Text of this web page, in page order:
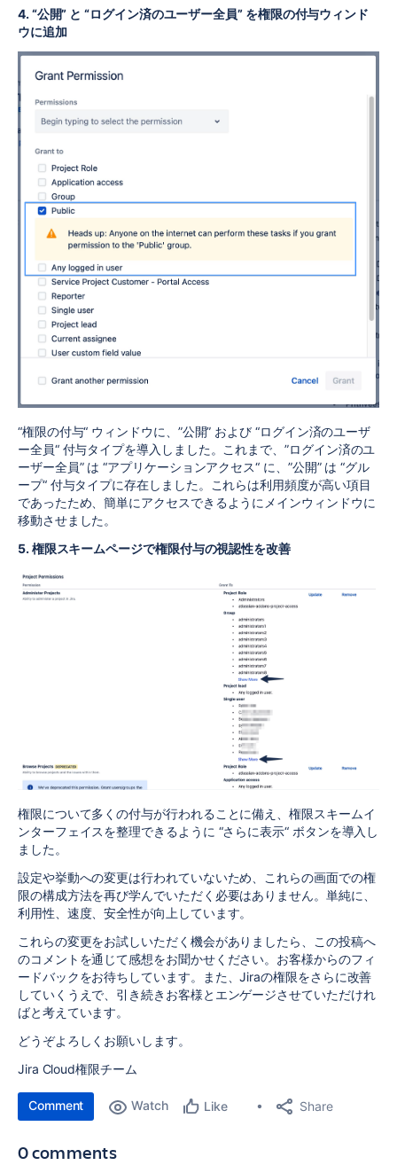
4. “公開” と “ログイン済のユーザー全員” を権限の付与ウィンド
ウに追加
“権限の付与“ ウィンドウに、”公開” および “ログイン済のユーザ
ー全員“ 付与タイプを導入しました。これまで、”ログイン済のユ
ーザー全員” は “アプリケーションアクセス“ に、”公開” は “グル
ープ“ 付与タイプに存在しました。これらは利用頻度が高い項目
であったため、簡単にアクセスできるようにメインウィンドウに
移動させました。
5. 権限スキームページで権限付与の視認性を改善
権限について多くの付与が行われることに備え、権限スキームイ
ンターフェイスを整理できるように “さらに表示“ ボタンを導入し
ました。
設定や挙動への変更は行われていないため、これらの画面での権
限の構成方法を再び学んでいただく必要はありません。単純に、
利用性、速度、安全性が向上しています。
これらの変更をお試しいただく機会がありましたら、この投稿へ
のコメントを通じて感想をお聞かせください。お客様からのフィ
ードバックをお待ちしています。また、Jiraの権限をさらに改善
していくうえで、引き続きお客様とエンゲージさせていただけれ
ばと考えています。
どうぞよろしくお願いします。
Jira Cloud権限チーム
Comment Watch Like Share
0 comments